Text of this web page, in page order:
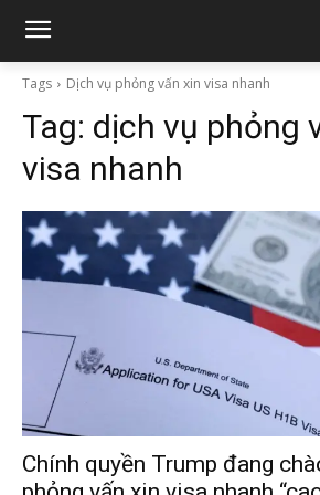
Tags Dịch vụ phỏng vấn xin visa nhanh
Tag: dịch vụ phỏng
visa nhanh
Chính quyền Trump đang